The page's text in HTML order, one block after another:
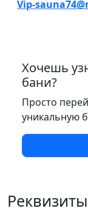
Vip-
Хочешь
бани?
Просто
уникальную
Реквизиты